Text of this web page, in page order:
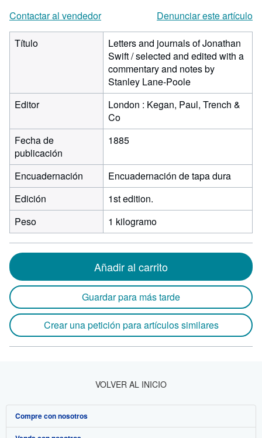
Contactar al vendedor
Denunciar este artículo
Título
Letters and journals of Jonathan
Swift / selected and edited with a
commentary and notes by
Stanley Lane-Poole
Editor
London : Kegan, Paul, Trench &
Co
Fecha de
publicación
1885
Encuadernación
Encuadernación de tapa dura
Edición
1st edition.
Peso
1 kilogramo
Añadir al carrito
Guardar para más tarde
Crear una petición para artículos similares
VOLVER AL INICIO
Compre con nosotros